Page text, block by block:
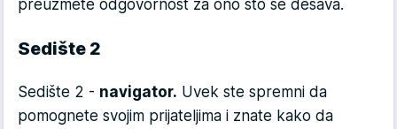
preuzmete odgovornost za ono što se dešava.
Sedište 2
Sedište 2 - navigator. Uvek ste spremni da
pomognete svojim prijateljima i znate kako da